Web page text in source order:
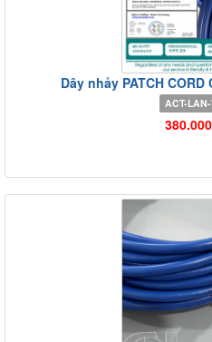
Dây nhảy PATCH CORD
ACT-